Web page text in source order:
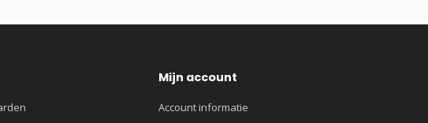
Mijn account
Account informatie